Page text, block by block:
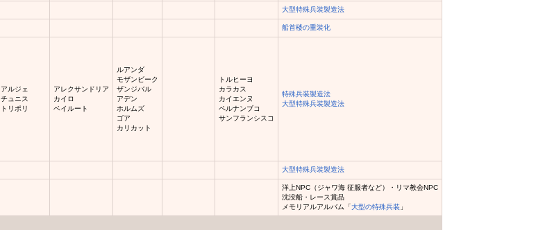
大型特殊兵装製造法
船首楼の重装化
アルジェ
チュニス
トリポリ
アレクサンドリア
カイロ
ベイルート
ルアンダ
モザンビーク
ザンジバル
アデン
ホルムズ
ゴア
カリカット
トルヒーヨ
カラカス
カイエンヌ
ペルナンブコ
サンフランシスコ
特殊兵装製造法
大型特殊兵装製造法
大型特殊兵装製造法
洋上NPC（ジャワ海 征服者など）・リマ教会NPC
沈没船・レース賞品
メモリアルアルバム「大型の特殊兵装 」